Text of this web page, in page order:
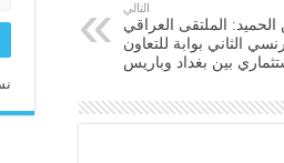
التالي
الملتقى العراقي
الثاني بوابة للتعاون
بين بغداد وباريس